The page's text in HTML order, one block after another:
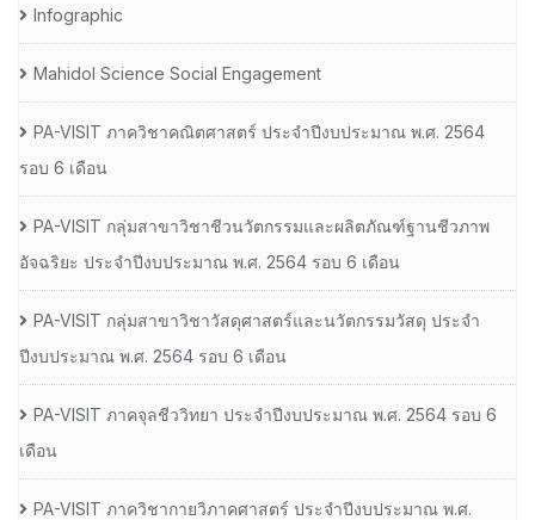
Infographic
Mahidol Science Social Engagement
PA-VISIT ภาควิชาคณิตศาสตร์ ประจำปีงบประมาณ พ.ศ. 2564
รอบ 6 เดือน
PA-VISIT กลุ่มสาขาวิชาชีวนวัตกรรมและผลิตภัณฑ์ฐานชีวภาพ
อัจฉริยะ ประจำปีงบประมาณ พ.ศ. 2564 รอบ 6 เดือน
PA-VISIT กลุ่มสาขาวิชาวัสดุศาสตร์และนวัตกรรมวัสดุ ประจำ
ปีงบประมาณ พ.ศ. 2564 รอบ 6 เดือน
PA-VISIT ภาคจุลชีววิทยา ประจำปีงบประมาณ พ.ศ. 2564 รอบ 6
เดือน
PA-VISIT ภาควิชากายวิภาคศาสตร์ ประจำปีงบประมาณ พ.ศ.